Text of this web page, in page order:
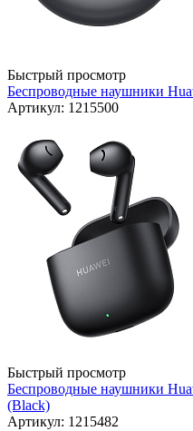
Быстрый просмотр
Беспроводные наушники
Артикул: 1215500
Быстрый просмотр
Беспроводные наушники
(Black)
Артикул: 1215482